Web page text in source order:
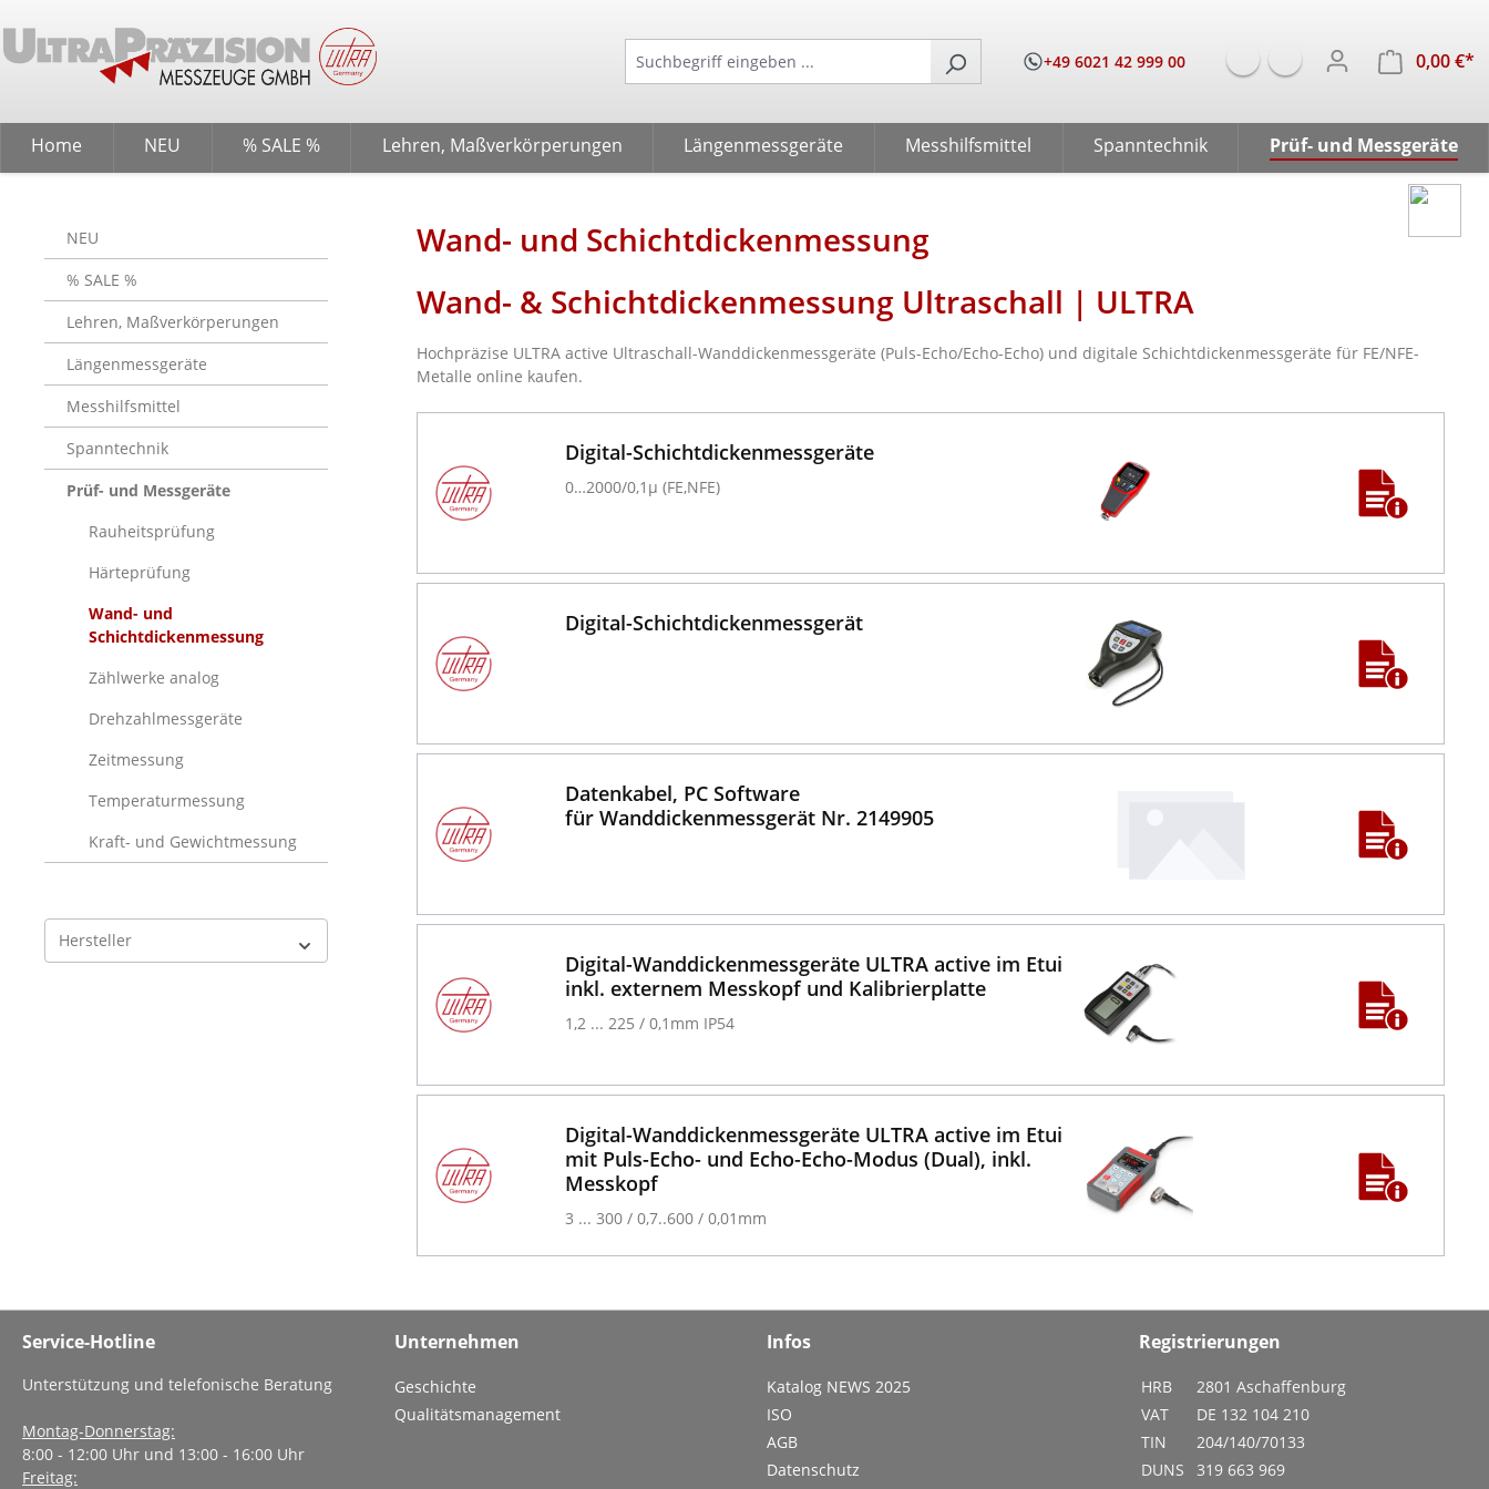
Zur Hauptnavigation springen
+49 6021 42 999 00
0,00 €*
Home NEU % SALE % Lehren, Maßverkörperungen Längenmessgeräte Messhilfsmittel Spanntechnik Prüf- und Messgeräte
NEU
% SALE %
Lehren, Maßverkörperungen
Längenmessgeräte
Messhilfsmittel
Spanntechnik
Prüf- und Messgeräte
Rauheitsprüfung
Härteprüfung
Wand- und
Schichtdickenmessung
Zählwerke analog
Drehzahlmessgeräte
Zeitmessung
Temperaturmessung
Kraft- und Gewichtmessung
Hersteller
Wand- und Schichtdickenmessung
Wand- & Schichtdickenmessung Ultraschall | ULTRA
Hochpräzise ULTRA active Ultraschall-Wanddickenmessgeräte (Puls-Echo/Echo-Echo) und digitale Schichtdickenmessgeräte für FE/NFE-
Metalle online kaufen.
Digital-Schichtdickenmessgeräte
0…2000/0,1µ (FE,NFE)
Digital-Schichtdickenmessgerät
Datenkabel, PC Software
für Wanddickenmessgerät Nr. 2149905
Digital-Wanddickenmessgeräte ULTRA active im Etui
inkl. externem Messkopf und Kalibrierplatte
1,2 ... 225 / 0,1mm IP54
Digital-Wanddickenmessgeräte ULTRA active im Etui
mit Puls-Echo- und Echo-Echo-Modus (Dual), inkl.
Messkopf
3 ... 300 / 0,7..600 / 0,01mm
Service-Hotline
Unterstützung und telefonische Beratung
Montag-Donnerstag:
8:00 - 12:00 Uhr und 13:00 - 16:00 Uhr
Freitag:
Unternehmen
Geschichte
Qualitätsmanagement
Infos
Katalog NEWS 2025
ISO
AGB
Datenschutz
Registrierungen
HRB
2801 Aschaffenburg
VAT
DE 132 104 210
TIN
204/140/70133
DUNS
319 663 969